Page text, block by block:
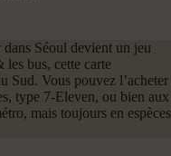
dans Séoul devient un jeu
les bus, cette carte
Sud. Vous pouvez l’acheter
type 7-Eleven, ou bien aux
mais toujours en espèces